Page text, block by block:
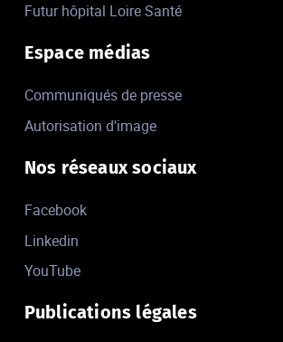
Futur hôpital Loire Santé
Espace médias
Communiqués de presse
Autorisation d'image
Nos réseaux sociaux
Facebook
Linkedin
YouTube
Publications légales